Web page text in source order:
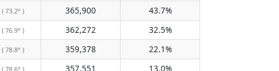
( 73.2° ) 365,900
43.7%
( 76.9° ) 362,272
32.5%
( 78.8° ) 359,378
22.1%
( 78.6° ) 357,551
13.0%